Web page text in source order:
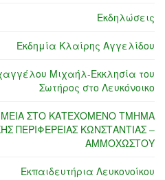
Εκδηλώσεις
Εκδημία Κλαίρης Αγγελίδου
Μιχαήλ-Εκκλησία του
Σωτήρος στο Λευκόνοικο
ΣΤΟ ΚΑΤΕΧΟΜΕΝΟ ΤΜΗΜΑ
ΠΕΡΙΦΕΡΕΙΑΣ ΚΩΝΣΤΑΝΤΙΑΣ –
ΑΜΜΟΧΩΣΤΟΥ
Εκπαιδευτήρια Λευκονοίκου